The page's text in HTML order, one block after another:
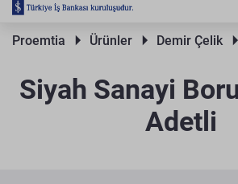
Proemtia Ürünler Demir Çelik
Siyah Sanayi
Adetli